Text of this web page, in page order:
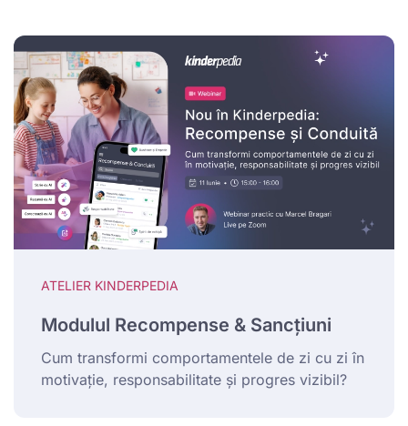
ATELIER KINDERPEDIA
Modulul Recompense & Sancțiuni
Cum transformi comportamentele de zi cu zi în
motivație, responsabilitate și progres vizibil?